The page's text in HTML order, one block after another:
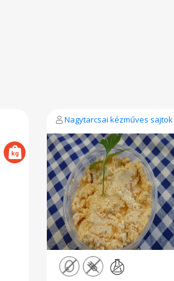
Nagytarcsai kézműves sajtok